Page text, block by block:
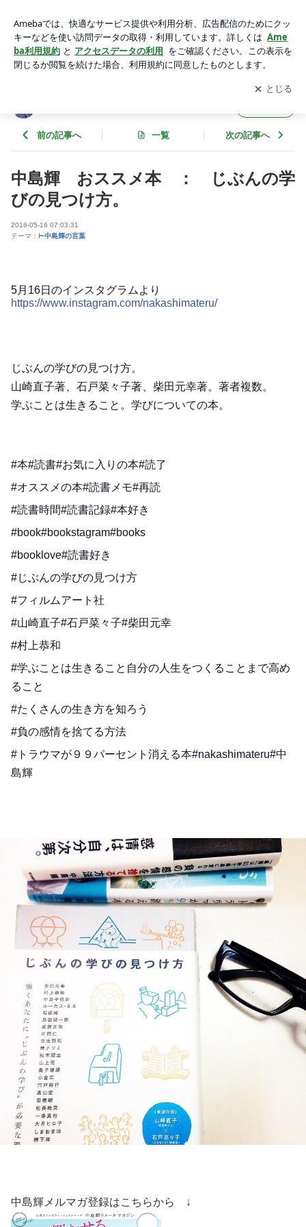
定感の第一人者中島輝 Official Blog
アプリをダウンロードして ブログの更新通知
を受け取りまし
ょう。
開く
前の記事へ 一覧 次の記事へ
中島輝 おススメ本 ： じぶんの学
びの見つけ方。
2016-05-16 07:03:31
テーマ： ⊢中島輝の言葉
5月16日のインスタグラムより
https://www.instagram.com/nakashimateru/
じぶんの学びの見つけ方。
山崎直子著、石戸菜々子著、柴田元幸著。著者複数。
学ぶことは生きること。学びについての本。
#本#読書#お気に入りの本#読了
#オススメの本#読書メモ#再読
#読書時間#読書記録#本好き
#book#bookstagram#books
#booklove#読書好き
#じぶんの学びの見つけ方
#フィルムアート社
#山崎直子#石戸菜々子#柴田元幸
#村上恭和
#学ぶことは生きること自分の人生をつくることまで高め
ること
#たくさんの生き方を知ろう
#負の感情を捨てる方法
#トラウマが９９パーセント消える本#nakashimateru#中
島輝
中島輝メルマガ登録はこちらから ↓